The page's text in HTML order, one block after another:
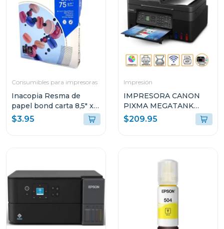
Consumibles para impresoras
Inacopia Resma de
papel bond carta 8,5" x
11" elite 75 500 hojas 20
lb
$3.95
Impresión
IMPRESORA CANON
PIXMA MEGATANK
INALÁMBRICA
MULTIFUNCIONAL G417
$209.95